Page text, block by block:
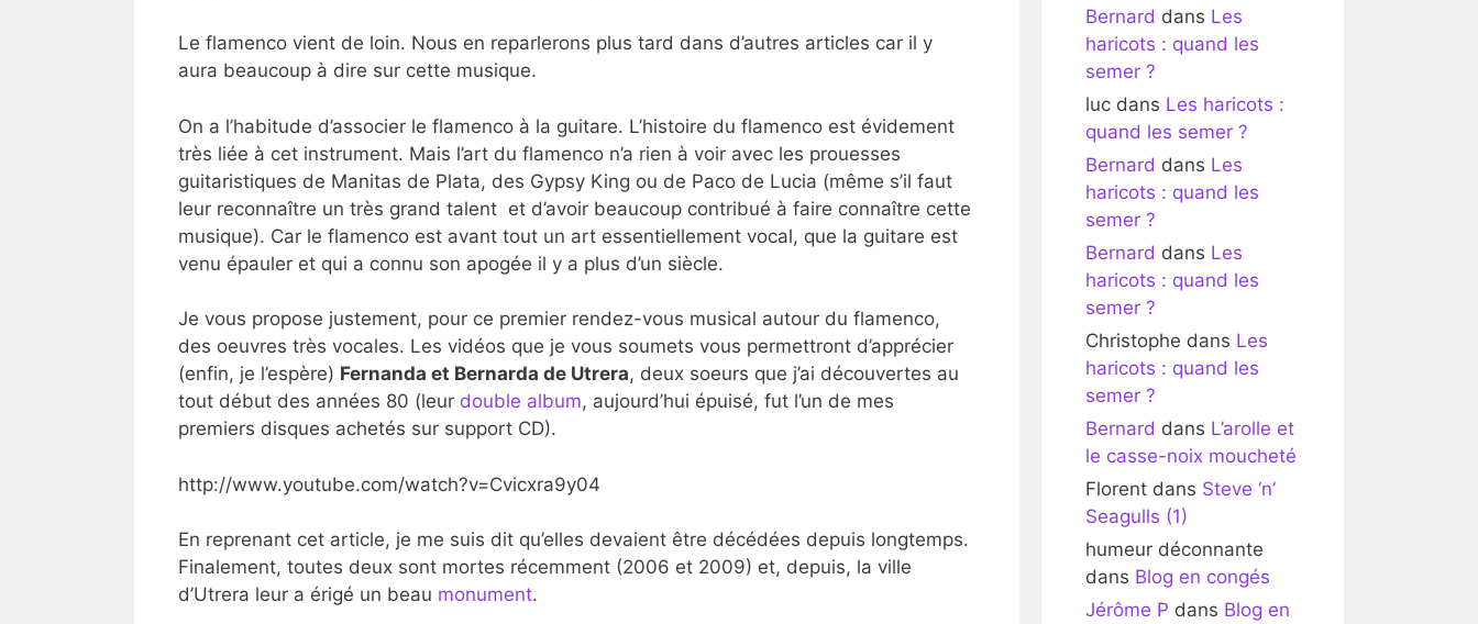
Le flamenco vient de loin. Nous en reparlerons plus tard dans d’autres articles car il y
aura beaucoup à dire sur cette musique.
On a l’habitude d’associer le flamenco à la guitare. L’histoire du flamenco est évidement
très liée à cet instrument. Mais l’art du flamenco n’a rien à voir avec les prouesses
guitaristiques de Manitas de Plata, des Gypsy King ou de Paco de Lucia (même s’il faut
leur reconnaître un très grand talent et d’avoir beaucoup contribué à faire connaître cette
musique). Car le flamenco est avant tout un art essentiellement vocal, que la guitare est
venu épauler et qui a connu son apogée il y a plus d’un siècle.
Je vous propose justement, pour ce premier rendez-vous musical autour du flamenco,
des oeuvres très vocales. Les vidéos que je vous soumets vous permettront d’apprécier
(enfin, je l’espère) Fernanda et Bernarda de Utrera, deux soeurs que j’ai découvertes au
tout début des années 80 (leur double album, aujourd’hui épuisé, fut l’un de mes
premiers disques achetés sur support CD).
http://www.youtube.com/watch?v=Cvicxra9y04
En reprenant cet article, je me suis dit qu’elles devaient être décédées depuis longtemps.
Finalement, toutes deux sont mortes récemment (2006 et 2009) et, depuis, la ville
d’Utrera leur a érigé un beau monument.
Bernard dans Les
haricots : quand les
semer ?
luc dans Les haricots :
quand les semer ?
Bernard dans Les
haricots : quand les
semer ?
Bernard dans Les
haricots : quand les
semer ?
Christophe dans Les
haricots : quand les
semer ?
Bernard dans L’arolle et
le casse-noix moucheté
Florent dans Steve ‘n’
Seagulls (1)
humeur déconnante
dans Blog en congés
Jérôme P dans Blog en